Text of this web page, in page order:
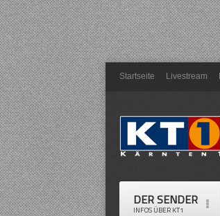
Startseite Livestream
DER SENDER
INFOS ÜBER KT1